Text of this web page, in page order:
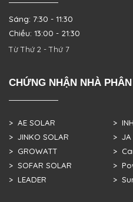
Sáng: 7:30 - 11:30
Chiều: 13:00 - 21:30
Từ Thứ 2 - Thứ 7
CHỨNG NHẬN NHÀ
> AE SOLAR
> JINKO SOLAR
> GROWATT
> SOFAR SOLAR
> LEADER
>
> JA
>
>
>